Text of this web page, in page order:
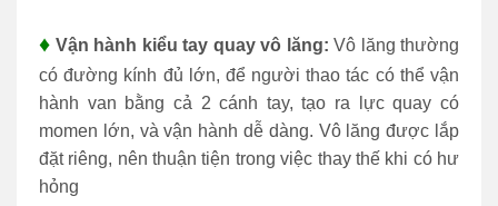
♦ Vận hành kiểu tay quay vô lăng: Vô lăng thường
có đường kính đủ lớn, để người thao tác có thể vận
hành van bằng cả 2 cánh tay, tạo ra lực quay có
momen lớn, và vận hành dễ dàng. Vô lăng được lắp
đặt riêng, nên thuận tiện trong việc thay thế khi có hư
hỏng